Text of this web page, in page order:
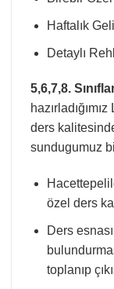
Haftalık
Detaylı
5,6,7,8.
ders
sundugumuz
özel ders
Ders
toplanıp